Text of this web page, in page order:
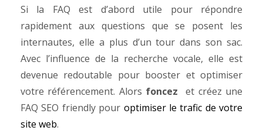
Si la FAQ est d’abord utile pour répondre
rapidement aux questions que se posent les
internautes, elle a plus d’un tour dans son sac.
Avec l’influence de la recherche vocale, elle est
devenue redoutable pour booster et optimiser
votre référencement. Alors foncez
et créez une
FAQ SEO friendly pour optimiser le trafic de votre
site web.